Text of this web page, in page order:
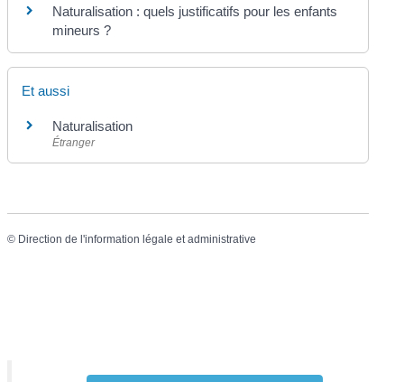
Naturalisation : quels justificatifs pour les enfants
mineurs ?
Et aussi
Naturalisation
Étranger
© Direction de l'information légale et administrative